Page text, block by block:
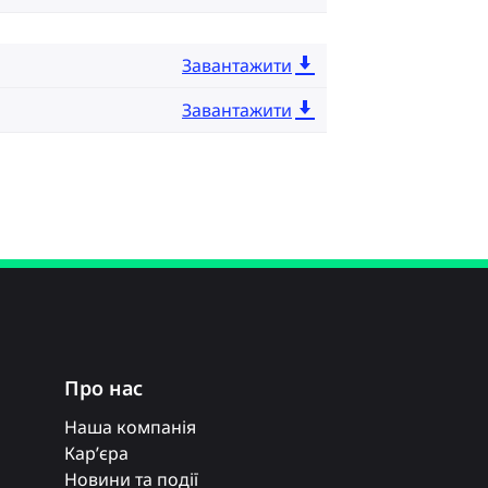
Завантажити
Завантажити
Про нас
Наша компанія
Кар’єра
Новини та події